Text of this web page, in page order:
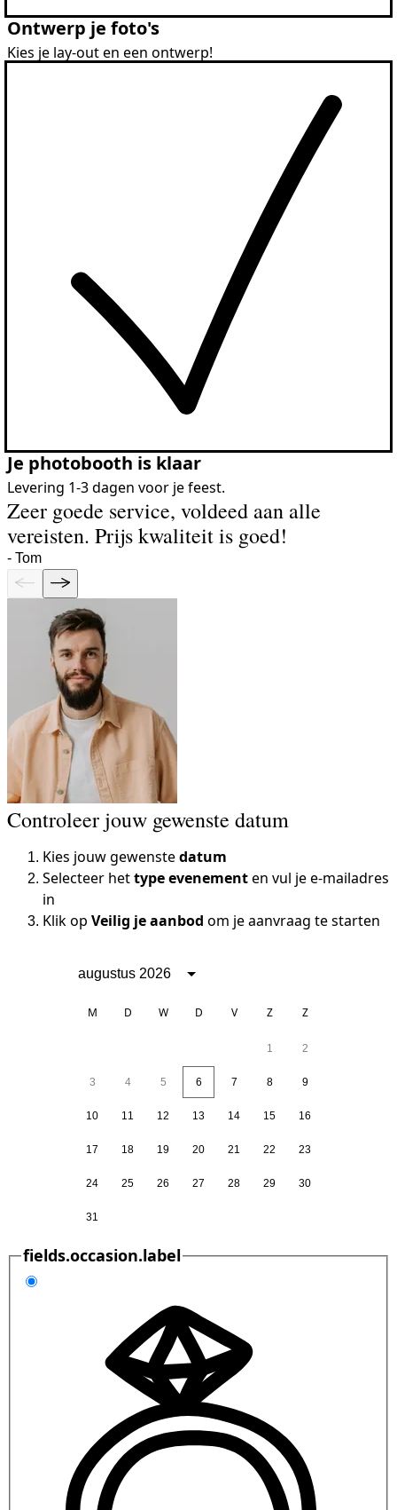
Ontwerp je foto's
Kies je lay-out en een ontwerp!
Je photobooth is klaar
Levering 1-3 dagen voor je feest.
Zeer goede service, voldeed aan alle
vereisten. Prijs kwaliteit is goed!
- Tom
Controleer jouw gewenste datum
Kies jouw gewenstedatum
Selecteer hettype evenementen vul je e-mailadres
in
Klik op Veilig je aanbod om je aanvraag te starten
augustus 2026
M D W D V Z Z
1 2
3 4 5 6 7 8 9
10 11 12 13 14 15 16
17 18 19 20 21 22 23
24 25 26 27 28 29 30
31
fields.occasion.label